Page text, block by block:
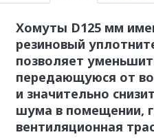
Хомуты D125 мм
резиновый
позволяет
передающуюся от
и значительно
шума в помещении,
вентиляционная